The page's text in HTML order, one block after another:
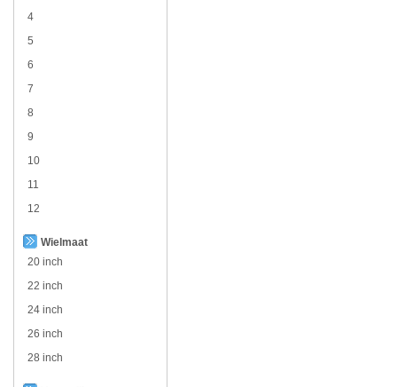
4
5
6
7
8
9
10
11
12
Wielmaat
20 inch
22 inch
24 inch
26 inch
28 inch